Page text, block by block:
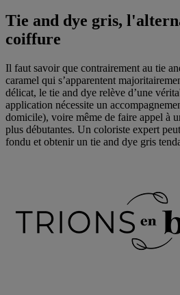
Tie and dye gris,
coiffure
Il faut savoir que contrairement au tie
caramel qui s’apparentent
délicat, le tie and dye relève d’une
application nécessite un
domicile), voire même de faire appel à
plus débutantes. Un coloriste expert
fondu et obtenir un tie and dye gris